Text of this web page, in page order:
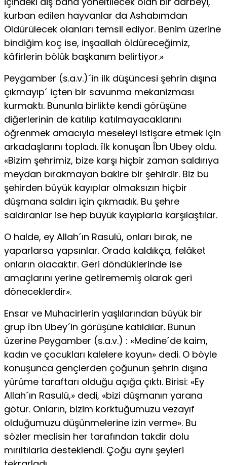
kurban edilen hayvanlar da Ashabımdan
Öldürülecek olanları temsil ediyor. Benim üzerine
bindiğim koç ise, inşaallah öldüreceğimiz,
kâfirlerin bölük başkanım belirtiyor.»
Peygamber (s.a.v.)´in ilk düşüncesi şehrin dışına
çıkmayıp´ içten bir savunma mekanizması
kurmaktı. Bununla birlikte kendi görüşüne
diğerlerinin de katılıp katılmayacaklarını
öğrenmek amacıyla meseleyi istişare etmek için
arkadaşlarını topladı. îlk konuşan Îbn Ubey oldu.
«Bizim şehrimiz, bize karşı hiçbir zaman saldırıya
meydan bırakmayan bakire bir şehirdir. Biz bu
şehirden büyük kayıplar olmaksızın hiçbir
düşmana saldırı için çıkmadık. Bu şehre
saldıranlar ise hep büyük kayıplarla karşılaştılar.
O halde, ey Allah´ın Rasulü, onları bırak, ne
yaparlarsa yapsınlar. Orada kaldıkça, felâket
onların olacaktır. Geri döndüklerinde ise
amaçlarını yerine getirememiş olarak geri
döneceklerdir».
Ensar ve Muhacirlerin yaşlılarından büyük bir
grup îbn Ubey´in görüşüne katıldılar. Bunun
üzerine Peygamber (s.a.v.) : «Medine´de kaim,
kadın ve çocukları kalelere koyun» dedi. O böyle
konuşunca gençlerden çoğunun şehrin dışına
yürüme taraftarı olduğu açığa çıktı. Birisi: «Ey
Allah´ın Rasulü,» dedi, «bizi düşmanın yarana
götür. Onların, bizim korktuğumuzu vezayıf
olduğumuzu düşünmelerine izin verme». Bu
sözler meclisin her tarafından takdir dolu
mırıltılarla desteklendi. Çoğu aynı şeyleri